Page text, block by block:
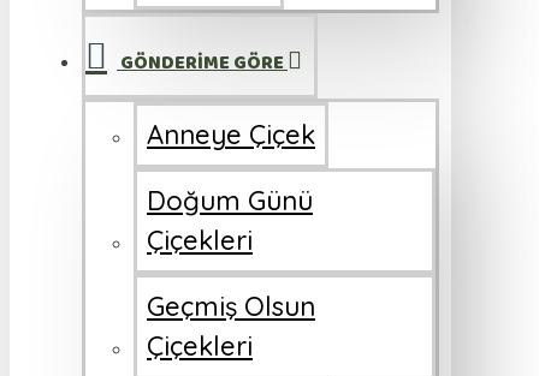
GÖNDERİME GÖRE
Anneye Çiçek
Doğum Günü
Çiçekleri
Geçmiş Olsun
Çiçekleri